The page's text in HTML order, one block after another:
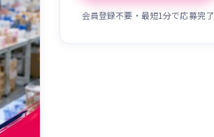
会員登録不要・最短1分で応募完了